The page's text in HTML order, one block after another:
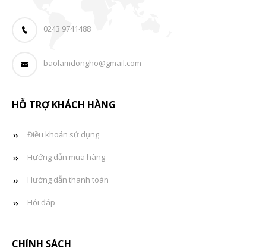
0243 9741488
baolamdongho@gmail.com
HỖ TRỢ KHÁCH HÀNG
Điều khoản sử dụng
Hướng dẫn mua hàng
Hướng dẫn thanh toán
Hỏi đáp
CHÍNH SÁCH